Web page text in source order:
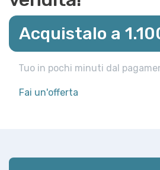
Acquistalo a
Tuo in pochi minuti dal
Fai un'offerta